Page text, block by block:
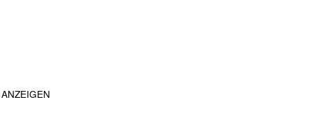
ANZEIGEN